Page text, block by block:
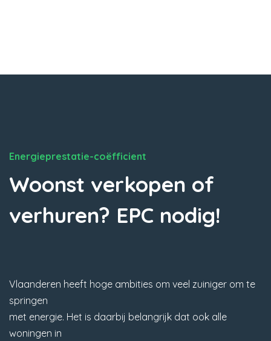
Energieprestatie-coëfficient
Woonst verkopen of
verhuren? EPC nodig!
Vlaanderen heeft hoge ambities om veel zuiniger om te
springen
met energie. Het is daarbij belangrijk dat ook alle
woningen in